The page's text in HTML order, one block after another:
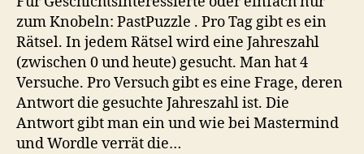
zum Knobeln: PastPuzzle . Pro Tag gibt es ein
Rätsel. In jedem Rätsel wird eine Jahreszahl
(zwischen 0 und heute) gesucht. Man hat 4
Versuche. Pro Versuch gibt es eine Frage, deren
Antwort die gesuchte Jahreszahl ist. Die
Antwort gibt man ein und wie bei Mastermind
und Wordle verrät die…